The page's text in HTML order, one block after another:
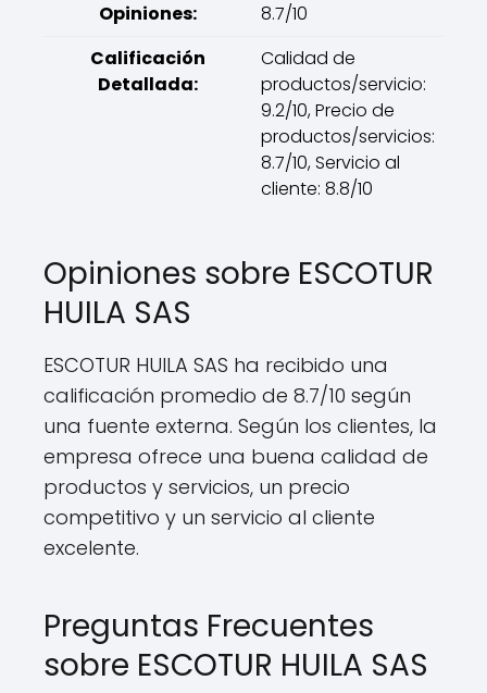
Opiniones:
8.7/10
Calificación
Detallada:
Calidad de
productos/servicio:
9.2/10, Precio de
productos/servicios:
8.7/10, Servicio al
cliente: 8.8/10
Opiniones sobre ESCOTUR
HUILA SAS
ESCOTUR HUILA SAS ha recibido una
calificación promedio de 8.7/10 según
una fuente externa. Según los clientes, la
empresa ofrece una buena calidad de
productos y servicios, un precio
competitivo y un servicio al cliente
excelente.
Preguntas Frecuentes
sobre ESCOTUR HUILA SAS